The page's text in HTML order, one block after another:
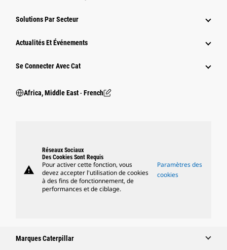
Solutions Par Secteur
Actualités Et Événements
Se Connecter Avec Cat
Africa, Middle East ‧ French
warning
Réseaux Sociaux
Des Cookies Sont Requis
Pour activer cette fonction, vous
devez accepter l'utilisation de cookies
à des fins de fonctionnement, de
performances et de ciblage.
Paramètres des
cookies
Marques Caterpillar